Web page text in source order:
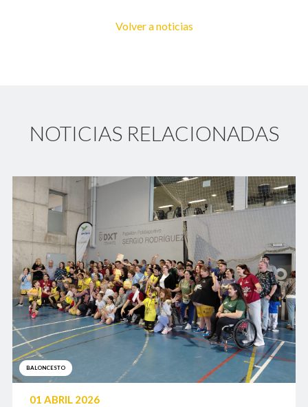
Volver a noticias
NOTICIAS RELACIONADAS
BALONCESTO
01 ABRIL 2026